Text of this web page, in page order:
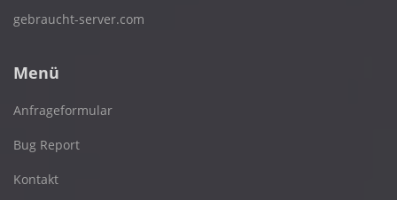
gebraucht-server.com
Menü
Anfrageformular
Bug Report
Kontakt